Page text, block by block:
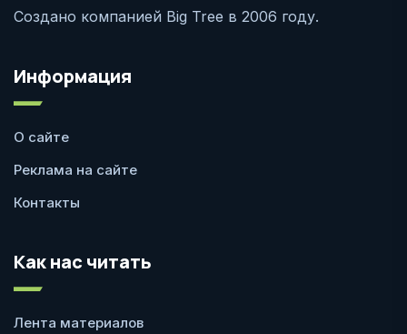
Создано компанией Big Tree в 2006 году.
Информация
О сайте
Реклама на сайте
Контакты
Как нас читать
Лента материалов